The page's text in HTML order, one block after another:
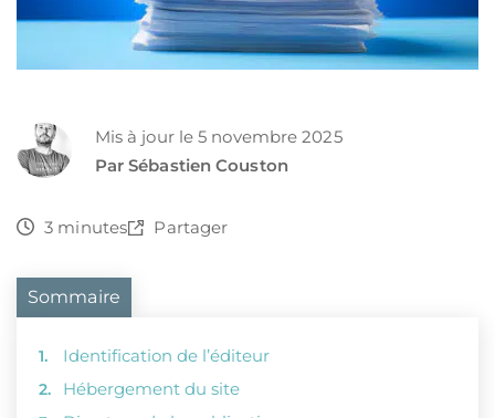
Mis à jour le 5 novembre 2025
Par Sébastien Couston
3 minutes Partager
Sommaire
Identification de l’éditeur
Hébergement du site